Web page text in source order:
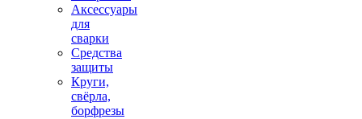
Аксессуары
для
сварки
Средства
защиты
Круги,
свёрла,
борфрезы